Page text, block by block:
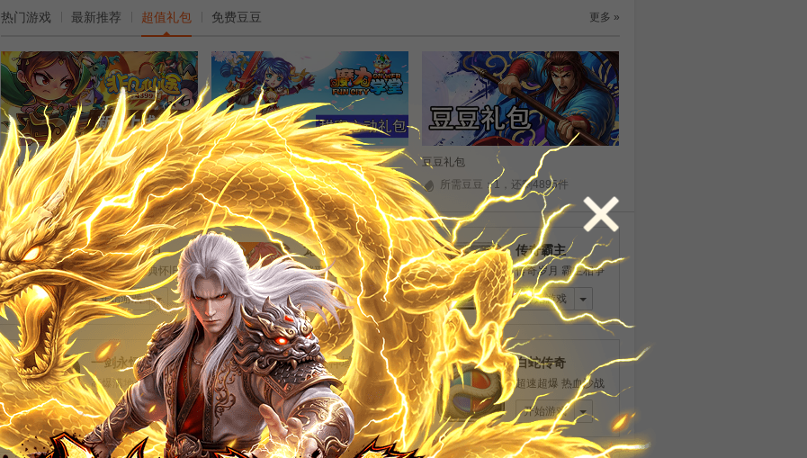
热门游戏 最新推荐 超值礼包 免费豆豆 更多 »
非凡仙途萌新礼包
所需豆豆：6，还剩1784件
159服甜蜜心动礼包
所需豆豆：200，还剩1915件
豆豆礼包
所需豆豆：1，还剩4895件
梦幻修仙十六周年福利礼包
所需豆豆：160，还剩972件
弹弹堂2怀旧
原汁原味 经典怀旧
开始游戏
龙之战歌
躺平无罪 冒险有你
开始游戏
传奇霸主
传奇岁月 霸主相争
开始游戏
一剑永恒
高爆满地，打宝成神
开始游戏
仙侠神域
至尊仙王 仙魔同修
开始游戏
白蛇传奇
超速超爆 热血沙战
开始游戏